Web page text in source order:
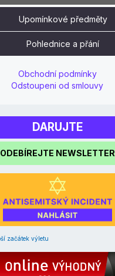
Upomínkové předměty
Pohlednice a přání
Obchodní podmínky
Odstoupeni od smlouvy
DARUJTE
ODEBÍREJTE NEWSLETTER